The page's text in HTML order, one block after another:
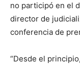
no participó en el
director de
conferencia de
“Desde el